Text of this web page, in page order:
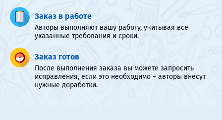
Заказ в работе
Авторы выполняют вашу работу, учитывая все
указанные требования и сроки.
Заказ готов
После выполнения заказа вы можете запросить
исправления, если это необходимо – авторы внесут
нужные доработки.